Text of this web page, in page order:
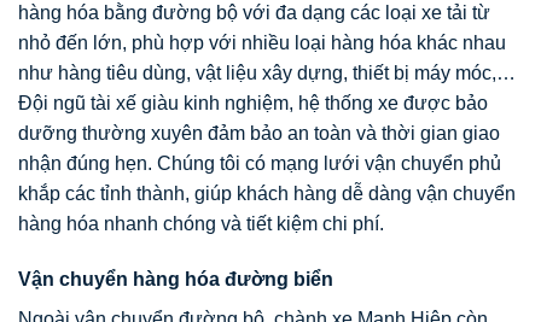
hàng hóa bằng đường bộ với đa dạng các loại xe tải từ
nhỏ đến lớn, phù hợp với nhiều loại hàng hóa khác nhau
như hàng tiêu dùng, vật liệu xây dựng, thiết bị máy móc,…
Đội ngũ tài xế giàu kinh nghiệm, hệ thống xe được bảo
dưỡng thường xuyên đảm bảo an toàn và thời gian giao
nhận đúng hẹn. Chúng tôi có mạng lưới vận chuyển phủ
khắp các tỉnh thành, giúp khách hàng dễ dàng vận chuyển
hàng hóa nhanh chóng và tiết kiệm chi phí.
Vận chuyển hàng hóa đường biển